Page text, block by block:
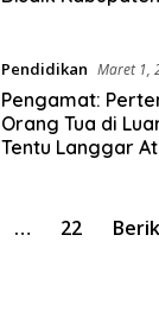
Pendidikan Maret 1,
Pengamat:
Orang Tua di
Tentu Langgar
… 22